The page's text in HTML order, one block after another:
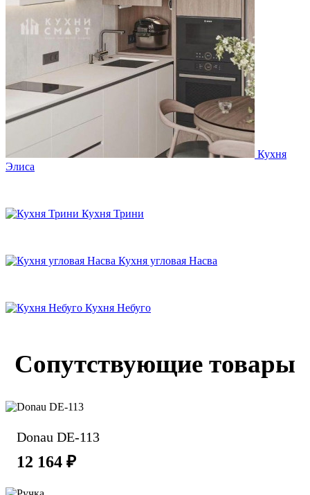
Кухня
Элиса
Кухня Трини
Кухня угловая Насва
Кухня Небуго
Сопутствующие товары
Donau DE-113
12 164 ₽